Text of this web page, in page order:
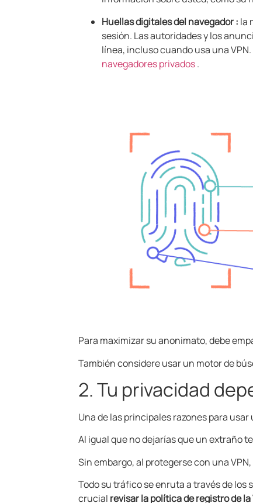
Huellas digitales del navegador: la
sesión. Las autoridades y los
línea, incluso cuando usa una
navegadores privados.
Para maximizar su anonimato, debe
También considere usar un motor de
2. Tu privacidad
Una de las principales razones para
Al igual que no dejarías que un extraño
Sin embargo, al protegerse con una
Todo su tráfico se enruta a través de los
crucial revisar la política de registro de